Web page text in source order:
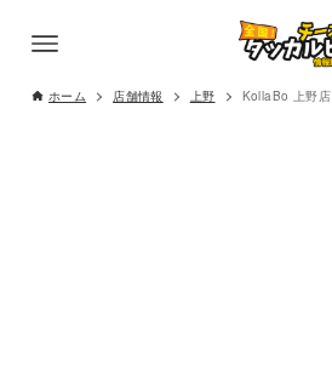
ホーム 店舗情報 上野 KollaBo 上野店